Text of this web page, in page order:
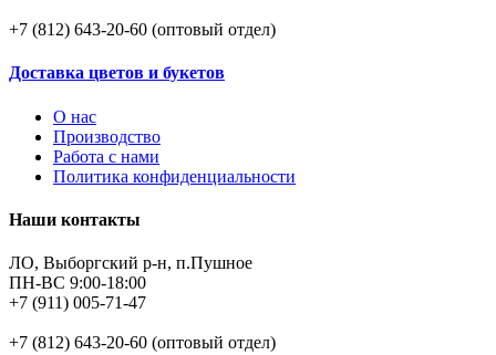
+7 (812) 643-20-60 (оптовый отдел)
Доставка цветов и букетов
О нас
Производство
Работа с нами
Политика конфиденциальности
Наши контакты
ЛО, Выборгский р-н, п.Пушное
ПН-ВС 9:00-18:00
+7 (911) 005-71-47
+7 (812) 643-20-60 (оптовый отдел)